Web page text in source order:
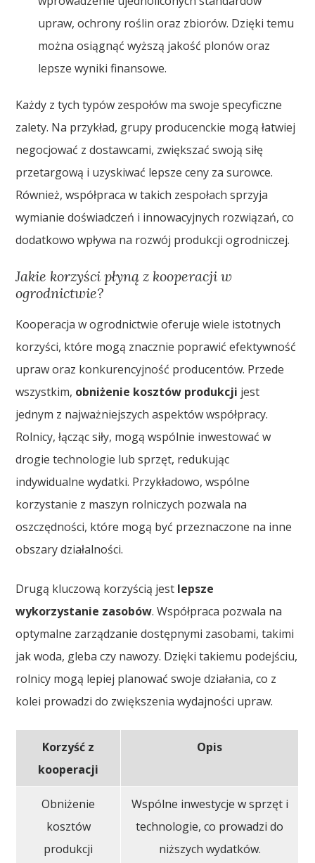
upraw, ochrony roślin oraz zbiorów. Dzięki temu
można osiągnąć wyższą jakość plonów oraz
lepsze wyniki finansowe.
Każdy z tych typów zespołów ma swoje specyficzne
zalety. Na przykład, grupy producenckie mogą łatwiej
negocjować z dostawcami, zwiększać swoją siłę
przetargową i uzyskiwać lepsze ceny za surowce.
Również, współpraca w takich zespołach sprzyja
wymianie doświadczeń i innowacyjnych rozwiązań, co
dodatkowo wpływa na rozwój produkcji ogrodniczej.
Jakie korzyści płyną z kooperacji w
ogrodnictwie?
Kooperacja w ogrodnictwie oferuje wiele istotnych
korzyści, które mogą znacznie poprawić efektywność
upraw oraz konkurencyjność producentów. Przede
wszystkim, obniżenie kosztów produkcji jest
jednym z najważniejszych aspektów współpracy.
Rolnicy, łącząc siły, mogą wspólnie inwestować w
drogie technologie lub sprzęt, redukując
indywidualne wydatki. Przykładowo, wspólne
korzystanie z maszyn rolniczych pozwala na
oszczędności, które mogą być przeznaczone na inne
obszary działalności.
Drugą kluczową korzyścią jest lepsze
wykorzystanie zasobów. Współpraca pozwala na
optymalne zarządzanie dostępnymi zasobami, takimi
jak woda, gleba czy nawozy. Dzięki takiemu podejściu,
rolnicy mogą lepiej planować swoje działania, co z
kolei prowadzi do zwiększenia wydajności upraw.
Korzyść z
kooperacji
Opis
Obniżenie
kosztów
produkcji
Wspólne inwestycje w sprzęt i
technologie, co prowadzi do
niższych wydatków.